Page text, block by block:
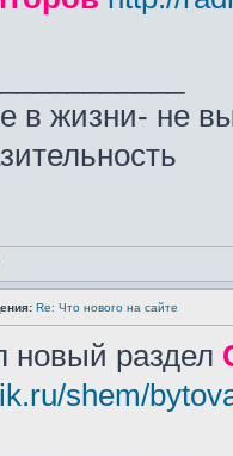
в жизни- не
Re: Что нового на сайте
новый раздел
shem/